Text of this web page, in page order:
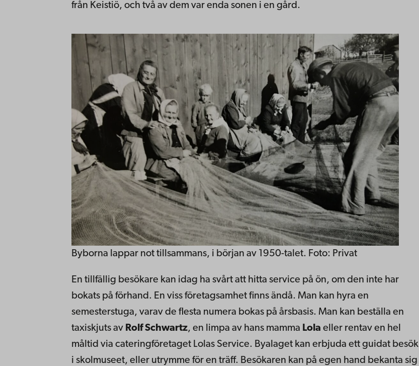
från Keistiö, och två av dem var enda sonen i en gård.
Byborna lappar not tillsammans, i början av 1950-talet. Foto: Privat
En tillfällig besökare kan idag ha svårt att hitta service på ön, om den inte har
bokats på förhand. En viss företagsamhet finns ändå. Man kan hyra en
semesterstuga, varav de flesta numera bokas på årsbasis. Man kan beställa en
taxiskjuts av Rolf Schwartz, en limpa av hans mamma Lola eller rentav en hel
måltid via cateringföretaget Lolas Service. Byalaget kan erbjuda ett guidat besök
i skolmuseet, eller utrymme för en träff. Besökaren kan på egen hand bekanta sig